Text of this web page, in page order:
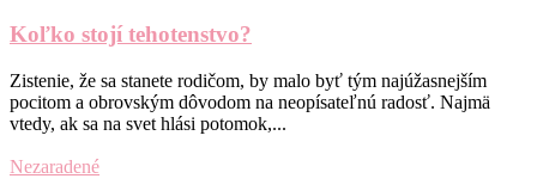
Koľko stojí tehotenstvo?
Zistenie, že sa stanete rodičom, by malo byť tým najúžasnejším
pocitom a obrovským dôvodom na neopísateľnú radosť. Najmä
vtedy, ak sa na svet hlási potomok,...
Nezaradené